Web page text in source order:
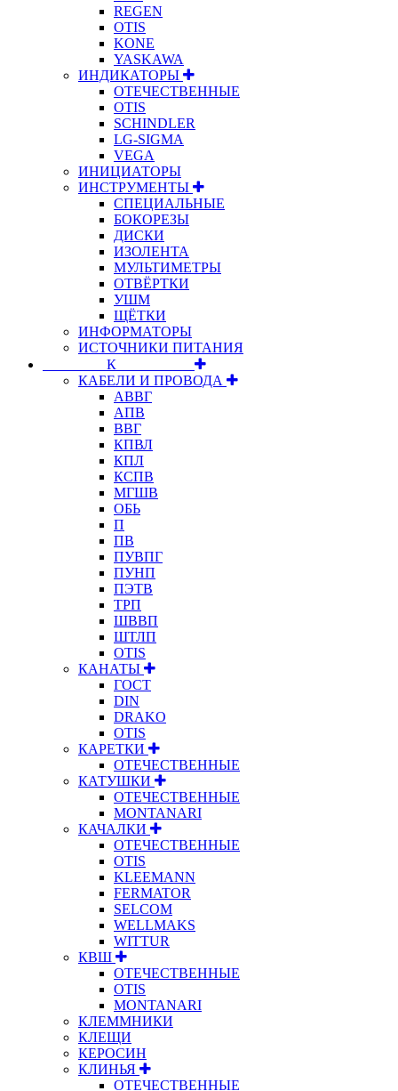
REGEN
OTIS
KONE
YASKAWA
ИНДИКАТОРЫ
ОТЕЧЕСТВЕННЫЕ
OTIS
SCHINDLER
LG-SIGMA
VEGA
ИНИЦИАТОРЫ
ИНСТРУМЕНТЫ
СПЕЦИАЛЬНЫЕ
БОКОРЕЗЫ
ДИСКИ
ИЗОЛЕНТА
МУЛЬТИМЕТРЫ
ОТВЁРТКИ
УШМ
ЩЁТКИ
ИНФОРМАТОРЫ
ИСТОЧНИКИ ПИТАНИЯ
⠀⠀⠀⠀⠀⠀К⠀⠀⠀⠀⠀⠀⠀
КАБЕЛИ И ПРОВОДА
АВВГ
АПВ
ВВГ
КПВЛ
КПЛ
КСПВ
МГШВ
ОБЬ
П
ПВ
ПУВПГ
ПУНП
ПЭТВ
ТРП
ШВВП
ШТЛП
OTIS
КАНАТЫ
ГОСТ
DIN
DRAKO
OTIS
КАРЕТКИ
ОТЕЧЕСТВЕННЫЕ
КАТУШКИ
ОТЕЧЕСТВЕННЫЕ
MONTANARI
КАЧАЛКИ
ОТЕЧЕСТВЕННЫЕ
OTIS
KLEEMANN
FERMATOR
SELCOM
WELLMAKS
WITTUR
КВШ
ОТЕЧЕСТВЕННЫЕ
OTIS
MONTANARI
КЛЕММНИКИ
КЛЕЩИ
КЕРОСИН
КЛИНЬЯ
ОТЕЧЕСТВЕННЫЕ